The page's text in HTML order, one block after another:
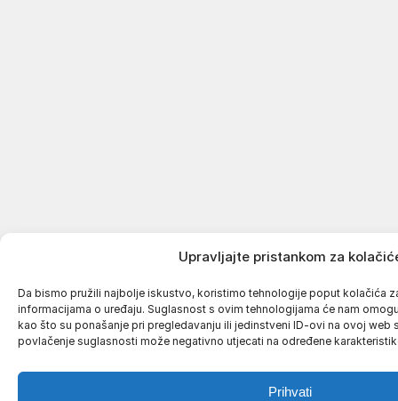
Upravljajte pristankom za
Da bismo pružili najbolje iskustvo, koristimo tehnologije poput kolačića
informacijama o uređaju. Suglasnost s ovim tehnologijama će nam
kao što su ponašanje pri pregledavanju ili jedinstveni ID-ovi na ovoj web
povlačenje suglasnosti može negativno utjecati na određene
Prihvati